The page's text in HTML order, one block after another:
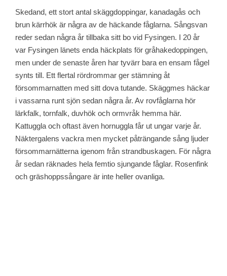
Skedand, ett stort antal skäggdoppingar, kanadagås och
brun kärrhök är några av de häckande fåglarna. Sångsvan
reder sedan några år tillbaka sitt bo vid Fysingen. I 20 år
var Fysingen länets enda häckplats för gråhakedoppingen,
men under de senaste åren har tyvärr bara en ensam fågel
synts till. Ett flertal rördrommar ger stämning åt
försommarnatten med sitt dova tutande. Skäggmes häckar
i vassarna runt sjön sedan några år. Av rovfåglarna hör
lärkfalk, tornfalk, duvhök och ormvråk hemma här.
Kattuggla och oftast även hornuggla får ut ungar varje år.
Näktergalens vackra men mycket påträngande sång ljuder
försommarnätterna igenom från strandbuskagen. För några
år sedan räknades hela femtio sjungande fåglar. Rosenfink
och gräshoppssångare är inte heller ovanliga.